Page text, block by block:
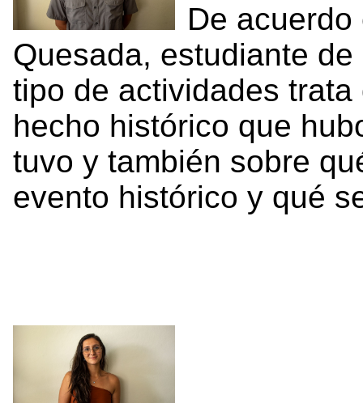
De
Quesada, estudiante
tipo de actividades
hecho histórico que
tuvo y también sobre
evento histórico y qué